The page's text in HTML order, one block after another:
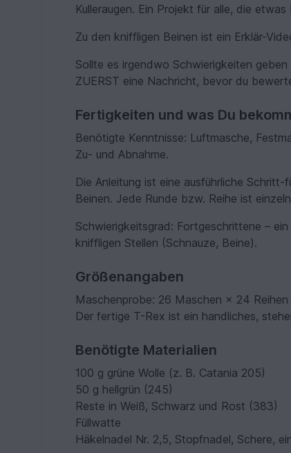
Kulleraugen. Ein Projekt für alle, die
Zu den kniffligen Beinen ist ein Erklär-
Sollte es irgendwo Schwierigkeiten
ZUERST eine Nachricht, bevor du
Fertigkeiten und was Du
Benötigte Kenntnisse: Luftmasche,
Zu- und Abnahme.
Die Anleitung ist eine ausführliche
Beinen. Jede Runde bzw. Reihe ist
Schwierigkeitsgrad: Fortgeschrittene –
kniffligen Stellen (Schnauze, Beine).
Größenangaben
Maschenprobe: 26 Maschen × 24
Der fertige T-Rex ist ein handliches,
Benötigte Materialien
100 g grüne Wolle (z. B. Catania 205)
50 g hellgrün (245)
Reste in Weiß, Schwarz und Rost (383)
Füllwatte
Häkelnadel Nr. 2,5, Stopfnadel, Schere,